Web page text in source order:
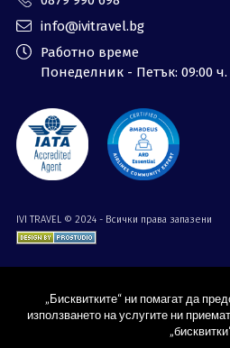
info@ivitravel.bg
Работно време
Понеделник - Петък: 09:00 ч.
IVI TRAVEL © 2024 - Всички права запазени
„Бисквитките“ ни помагат да
използването на услугите ни